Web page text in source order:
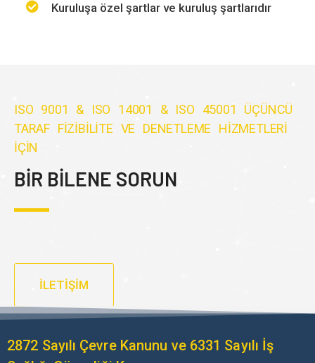
Kuruluşa özel şartlar ve kuruluş şartlarıdır
ISO 9001 & ISO 14001 & ISO 45001 ÜÇÜNCÜ
TARAF FİZİBİLİTE VE DENETLEME HİZMETLERİ
İÇİN
BİR BİLENE SORUN
İLETİŞİM
2872 Sayılı Çevre Kanunu ve 6331 Sayılı İş